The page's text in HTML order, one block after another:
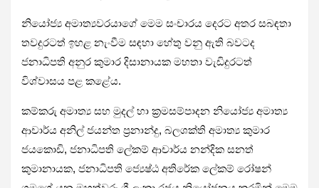
නියෝජ්‍ය අමාත්‍යවරයාගේ මෙම සංචාරය දෙරට අතර සබඳතා
තවදුරටත් ඉහළ නැංවීම සඳහා හේතු වනු ඇති බවටද
ජනාධිපති අනුර කුමාර දිසානායක මහතා වැඩිදුරටත්
විශ්වාසය පළ කළේය.
කම්කරු අමාත්‍ය සහ මුදල් හා ක්‍රමසම්පාදන නියෝජ්‍ය අමාත්‍ය
ආචාර්ය අනිල් ජයන්ත ප්‍රනාන්දු, බලශක්ති අමාත්‍ය කුමාර
ජයකොඩි, ජනාධිපති ලේකම් ආචාර්ය නන්දික සනත්
කුමානායක, ජනාධිපති ජ්‍යෙෂ්ඨ අතිරේක ලේකම් රෝෂන්